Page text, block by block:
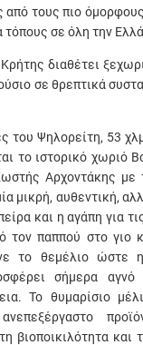
από τους πιο
τόπους σε όλη την
διαθέτει
σε θρεπτικά
του Ψηλορείτη, 53
το ιστορικό χωριό
Αρχοντάκης με
μικρή, αυθεντική,
και η αγάπη για
τον παππού στο γιο
το θεμέλιο ώστε η
σήμερα
Το θυμαρίσιο
βιοποικιλότητα και